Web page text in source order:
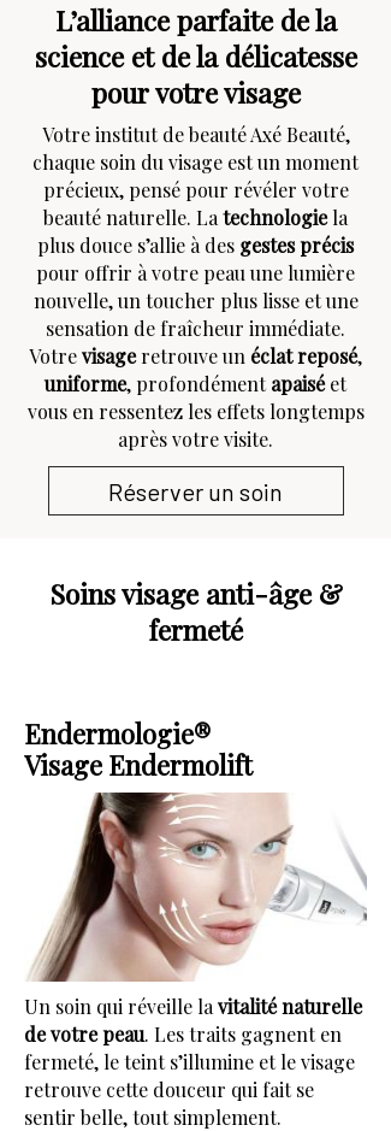
L’alliance parfaite de la
science et de la délicatesse
pour votre visage
Votre institut de beauté Axé Beauté,
chaque soin du visage est un moment
précieux, pensé pour révéler votre
beauté naturelle. La technologiela
plus douce s’allie à des gestes précis
pour offrir à votre peau une lumière
nouvelle, un toucher plus lisse et une
sensation de fraîcheur immédiate.
Votrevisageretrouve un éclat reposé,
uniforme, profondémentapaiséet
vous en ressentez les effets longtemps
après votre visite.
Réserver un soin
Soins visage anti-âge &
fermeté
Endermologie®
Visage Endermolift
Un soin qui réveille la vitalité naturelle
de votre peau. Les traits gagnent en
fermeté, le teint s’illumine et le visage
retrouve cette douceur qui fait se
sentir belle, tout simplement.